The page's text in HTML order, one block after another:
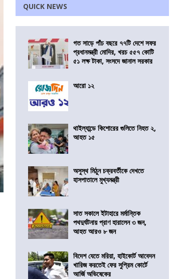
QUICK NEWS
গত সাড়ে পাঁচ বছরে ৭৭টি দেশে সফর
প্রধানমন্ত্রী মোদির, খরচ ৫৫৭ কোটি
৫১ লক্ষ টাকা, সংসদে জানাল সরকার
আরো ১২
থাইল্যান্ডে কিশোরের গুলিতে নিহত ২,
আহত ১৫
অসুস্থ মিঠুন চক্রবর্তীকে দেখতে
হাসপাতালে মুখ্যমন্ত্রী
সাত সকালে ইটাহারে মর্মান্তিক
পথদুর্ঘটনায় প্রাণ হারালেন ৩ জন,
আহত আরও ৮ জন
বিদেশ যেতে মরিয়া, হাইকোর্ট আবেদন
খারিজ করতেই ফের সুপ্রিম কোর্টে
আর্জি অভিষেকের